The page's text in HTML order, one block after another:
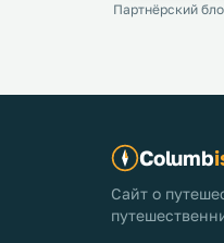
Партнёрский
Columb
Сайт о